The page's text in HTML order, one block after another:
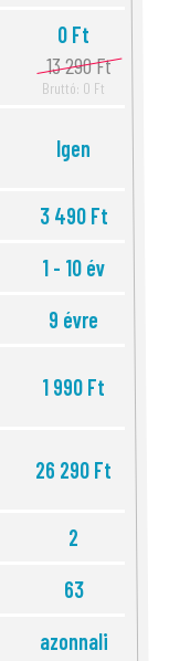
0 Ft
13 290 Ft
Bruttó: 0 Ft
Igen
3 490 Ft
1 - 10 év
9 évre
1 990 Ft
26 290 Ft
2
63
azonnali